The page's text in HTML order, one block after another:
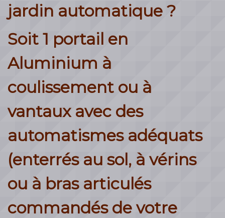
jardin automatique ?
Soit 1 portail en
Aluminium à
coulissement ou à
vantaux avec des
automatismes adéquats
(enterrés au sol, à vérins
ou à bras articulés
commandés de votre